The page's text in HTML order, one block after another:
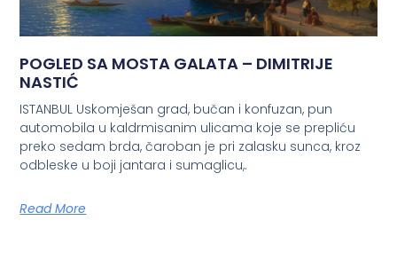
POGLED SA MOSTA GALATA – DIMITRIJE
NASTIĆ
ISTANBUL Uskomješan grad, bučan i konfuzan, pun
automobila u kaldrmisanim ulicama koje se prepliću
preko sedam brda, čaroban je pri zalasku sunca, kroz
odbleske u boji jantara i sumaglicu,.
Read More